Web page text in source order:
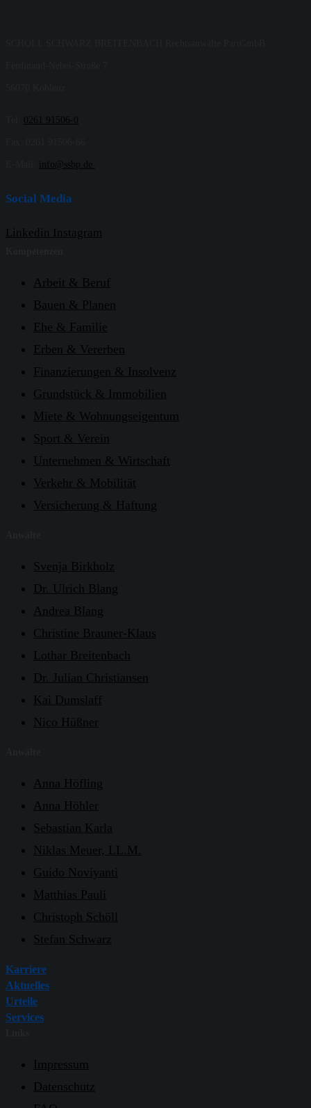
0261 91506-0
info@ssbp.de
Social Media
Linkedin Instagram
Arbeit & Beruf
Bauen & Planen
Ehe & Familie
Erben & Vererben
Finanzierungen & Insolvenz
Grundstück & Immobilien
Miete & Wohnungseigentum
Sport & Verein
Unternehmen & Wirtschaft
Verkehr & Mobilität
Versicherung & Haftung
Svenja Birkholz
Dr. Ulrich Blang
Andrea Blang
Christine Brauner-Klaus
Lothar Breitenbach
Dr. Julian Christiansen
Kai Dumslaff
Nico Hüßner
Anna Höfling
Anna Höhler
Sebastian Karla
Niklas Meuer, LL.M.
Guido Noviyanti
Matthias Pauli
Christoph Schöll
Stefan Schwarz
Karriere
Aktuelles
Urteile
Services
Impressum
Datenschutz